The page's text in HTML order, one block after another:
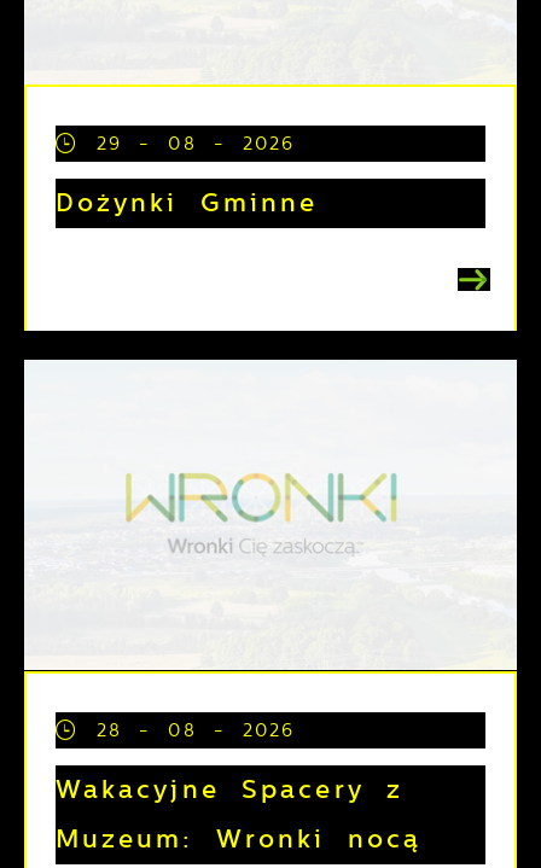
29 - 08 - 2026
Dożynki Gminne
28 - 08 - 2026
Wakacyjne Spacery z
Muzeum: Wronki nocą